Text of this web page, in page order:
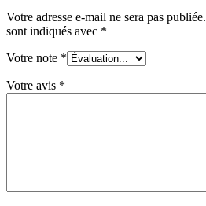
Votre adresse e-mail ne sera pas publiée.
sont indiqués avec *
Votre note *
Votre avis *